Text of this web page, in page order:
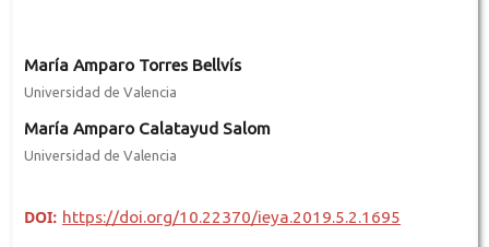
María Amparo Torres Bellvís
Universidad de Valencia
María Amparo Calatayud Salom
Universidad de Valencia
DOI: https://doi.org/10.22370/ieya.2019.5.2.1695